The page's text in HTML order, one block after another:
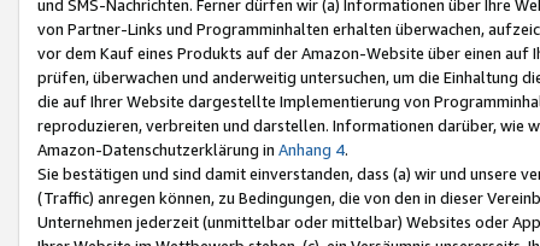
und SMS-Nachrichten. Ferner dürfen wir (a) Informationen über Ihre
von Partner-Links und Programminhalten erhalten überwachen,
vor dem Kauf eines Produkts auf der Amazon-Website über einen
prüfen, überwachen und anderweitig untersuchen, um die Einhaltung
die auf Ihrer Website dargestellte Implementierung von
reproduzieren, verbreiten und darstellen. Informationen darüber, wie
Amazon-Datenschutzerklärung in Anhang 4.
Sie bestätigen und sind damit einverstanden, dass (a) wir und
(Traffic) anregen können, zu Bedingungen, die von den in dieser
Unternehmen jederzeit (unmittelbar oder mittelbar) Websites oder